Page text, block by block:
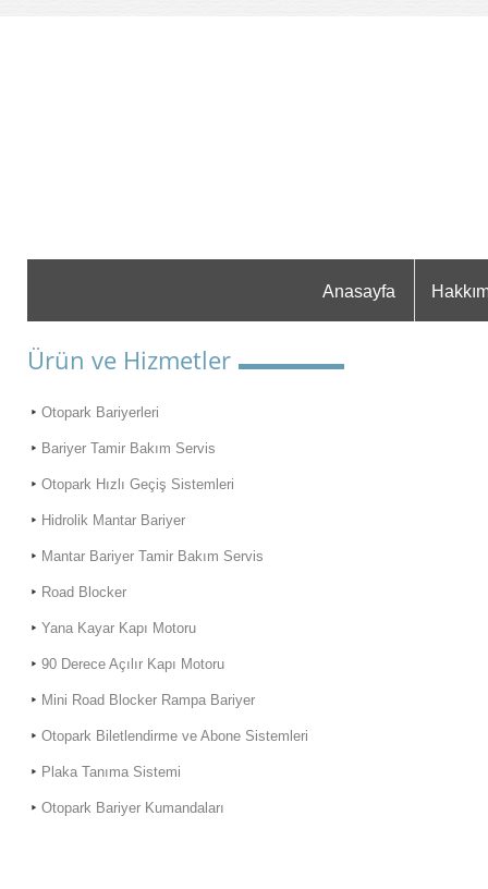
Anasayfa
Ürün ve Hizmetler
Otopark Bariyerleri
Bariyer Tamir Bakım Servis
Otopark Hızlı Geçiş Sistemleri
Hidrolik Mantar Bariyer
Mantar Bariyer Tamir Bakım Servis
Road Blocker
Yana Kayar Kapı Motoru
90 Derece Açılır Kapı Motoru
Mini Road Blocker Rampa Bariyer
Otopark Biletlendirme ve Abone Sistemleri
Plaka Tanıma Sistemi
Otopark Bariyer Kumandaları